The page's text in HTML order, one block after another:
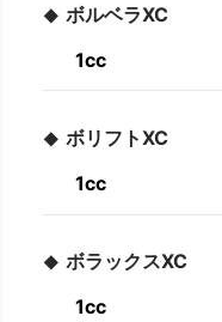
ボルベラXC
1cc
ボリフトXC
1cc
ボラックスXC
1cc